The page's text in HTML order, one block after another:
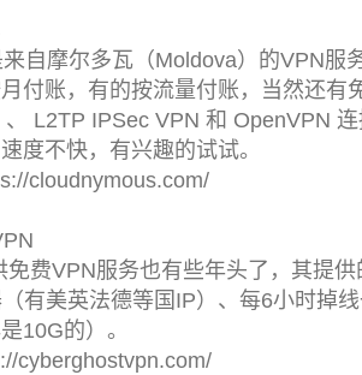
自摩尔多瓦（Moldova）的VPN服
付账，有的按流量付账，当然还有
L2TP IPSec VPN 和 OpenVPN 连
度不快，有兴趣的试试。
cloudnymous.com/
免费VPN服务也有些年头了，其提
（有美英法德等国IP）、每6小时掉
10G的）。
cyberghostvpn.com/